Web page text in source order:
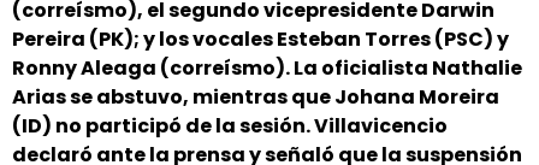
(correísmo), el segundo vicepresidente Darwin
Pereira (PK); y los vocales Esteban Torres (PSC) y
Ronny Aleaga (correísmo). La oficialista Nathalie
Arias se abstuvo, mientras que Johana Moreira
(ID) no participó de la sesión. Villavicencio
declaró ante la prensa y señaló que la suspensión